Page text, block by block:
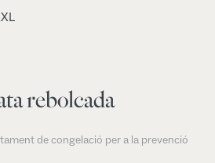
rebolcada
de congelació per a la prevenció